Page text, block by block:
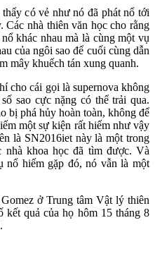
có vẻ như nó đã phát nổ tới
Các nhà thiên văn học cho rằng
khác nhau mà là cùng một vụ
của ngôi sao để cuối cùng dẫn
mây khuếch tán xung quanh.
cho cái gọi là supernova không
sao cực nặng có thể trải qua.
bị phá hủy hoàn toàn, không để
một sự kiện rất hiếm như vậy
là SN2016iet này là một trong
nhà khoa học đã tìm được. Và
nổ hiếm gặp đó, nó vẫn là một
ở Trung tâm Vật lý thiên
kết quả của họ hôm 15 tháng 8